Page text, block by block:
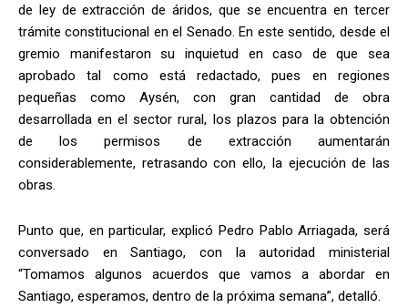
de ley de extracción de áridos, que se encuentra en tercer
trámite constitucional en el Senado. En este sentido, desde el
gremio manifestaron su inquietud en caso de que sea
aprobado tal como está redactado, pues en regiones
pequeñas como Aysén, con gran cantidad de obra
desarrollada en el sector rural, los plazos para la obtención
de los permisos de extracción aumentarán
considerablemente, retrasando con ello, la ejecución de las
obras.
Punto que, en particular, explicó Pedro Pablo Arriagada, será
conversado en Santiago, con la autoridad ministerial
“Tomamos algunos acuerdos que vamos a abordar en
Santiago, esperamos, dentro de la próxima semana”, detalló.